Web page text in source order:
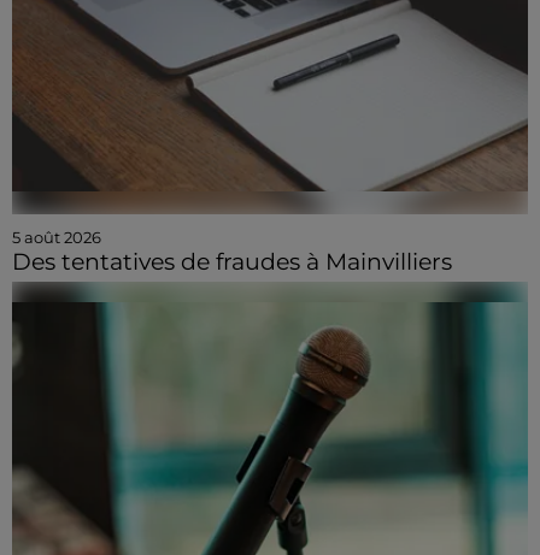
5 août 2026
Des tentatives de fraudes à Mainvilliers